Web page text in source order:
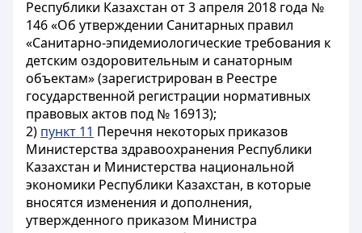
Республики Казахстан от 3 апреля 2018 года №
146 «Об утверждении Санитарных правил
«Санитарно-эпидемиологические требования к
детским оздоровительным и санаторным
объектам» (зарегистрирован в Реестре
государственной регистрации нормативных
правовых актов под № 16913);
2) пункт 11 Перечня некоторых приказов
Министерства здравоохранения Республики
Казахстан и Министерства национальной
экономики Республики Казахстан, в которые
вносятся изменения и дополнения,
утвержденного приказом Министра